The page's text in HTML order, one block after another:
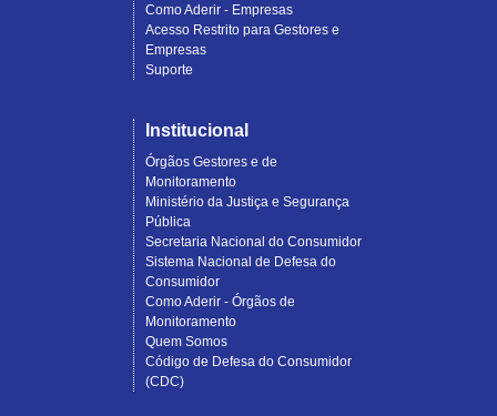
Como Aderir - Empresas
Acesso Restrito para Gestores e
Empresas
Suporte
Institucional
Órgãos Gestores e de
Monitoramento
Ministério da Justiça e Segurança
Pública
Secretaria Nacional do Consumidor
Sistema Nacional de Defesa do
Consumidor
Como Aderir - Órgãos de
Monitoramento
Quem Somos
Código de Defesa do Consumidor
(CDC)